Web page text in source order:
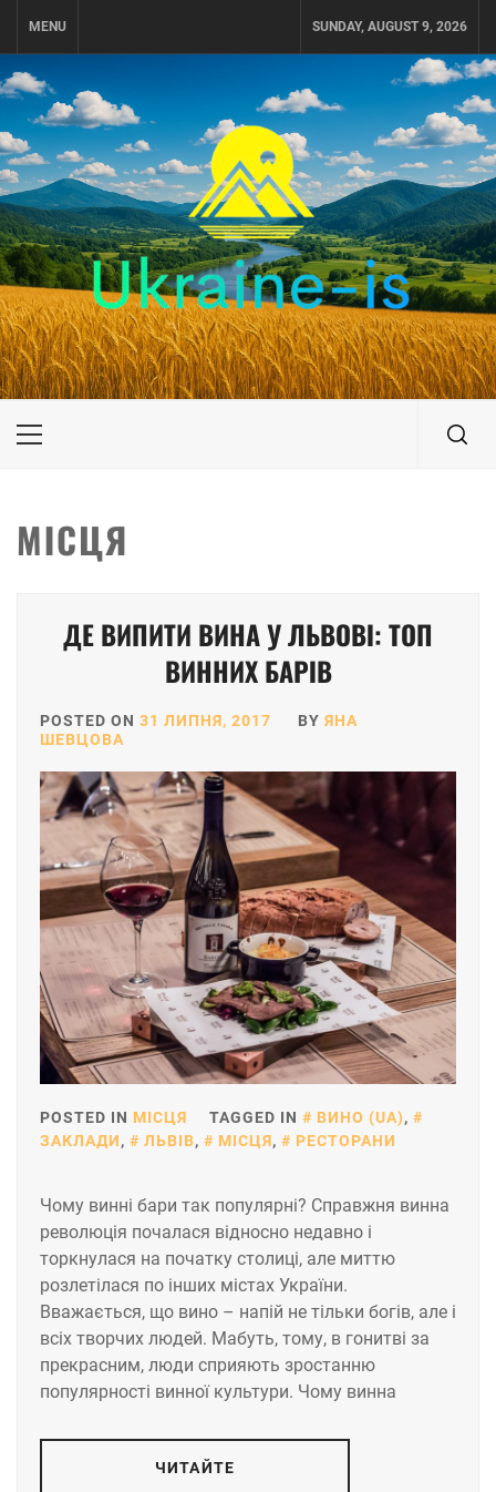
MENU SUNDAY, AUGUST 9, 2026
UKRAINE-IS
ПОДОРОЖI ПО УКРАЇНІ
Primary
МІСЦЯ
ДЕ ВИПИТИ ВИНА У ЛЬВОВІ: ТОП
ВИННИХ БАРІВ
POSTED ON 31 ЛИПНЯ, 2017 BY ЯНА
ШЕВЦОВА
POSTED IN МІСЦЯ TAGGED IN ВИНО (UA),
ЗАКЛАДИ, ЛЬВІВ, МІСЦЯ, РЕСТОРАНИ
Чому винні бари так популярні? Справжня винна
революція почалася відносно недавно і
торкнулася на початку столиці, але миттю
розлетілася по інших містах України.
Вважається, що вино – напій не тільки богів, але і
всіх творчих людей. Мабуть, тому, в гонитві за
прекрасним, люди сприяють зростанню
популярності винної культури. Чому винна
ЧИТАЙТЕ
pagination